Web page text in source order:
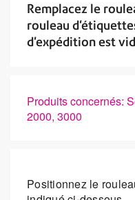
Remplacez le
rouleau
d'expédition est
Produits concernés:
2000, 3000
Positionnez le